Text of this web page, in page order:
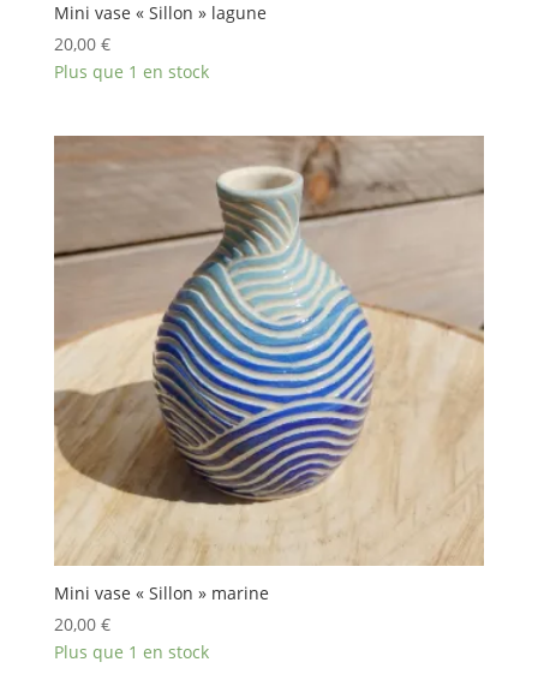
Mini vase « Sillon » lagune
20,00 €
Plus que 1 en stock
Mini vase « Sillon » marine
20,00 €
Plus que 1 en stock